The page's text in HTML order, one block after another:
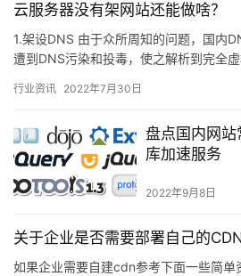
云服务器没有架网站还能做啥？
1.架设DNS 由于众所周知的问题，国内
遭到DNS污染和投毒，使之解析到完全
行业资讯 2022年7月30日
盘点国内网
库加速服务
2022年9月8日
关于企业是否需要部署自己的
如果企业需要自建cdn参考下面一些简单